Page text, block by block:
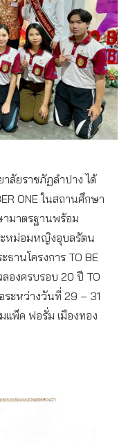
าลัยราชภัฏลำปาง ได้
ONE ในสถานศึกษา
มาตรฐานพร้อม
ะหม่อมหญิงอุบลรัตน
านโครงการ TO BE
ลองครบรอบ 20 ปี TO
ระหว่างวันที่ 29 – 31
พ็ค ฟอรั่ม เมืองทอง